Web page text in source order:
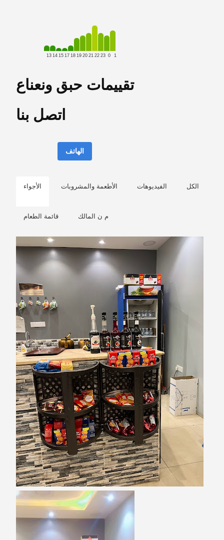
13 14 15 17 18 19 20 21 22 23 0 1
تقييمات حبق ونعناع
اتصل بنا
الهاتف
الأجواء الأطعمة والمشروبات الفيديوهات الكل
قائمة الطعام م ن المالك